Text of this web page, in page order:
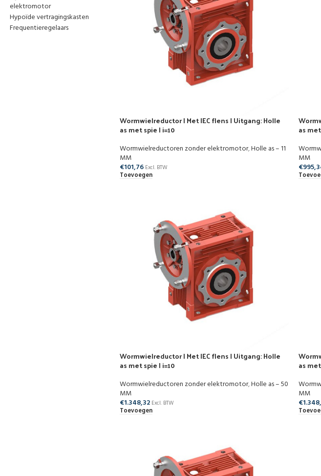
elektromotor
Hypoïde vertragingskasten
Frequentieregelaars
Wormwielreductor | Met IEC flens | Uitgang: Holle
as met spie | i=10
Wormwielreductoren zonder elektromotor,Holle as – 11
MM
€101,76 Excl. BTW
Toevoegen
as
MM
€
Wormwielreductor | Met IEC flens | Uitgang: Holle
as met spie | i=10
Wormwielreductoren zonder elektromotor,Holle as – 50
MM
€1.348,32 Excl. BTW
Toevoegen
as
MM
€